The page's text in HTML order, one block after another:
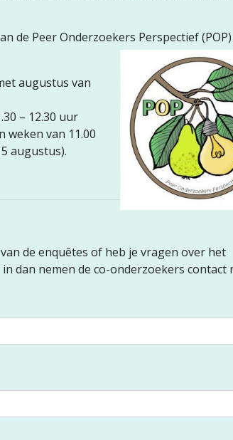
de Peer Onderzoekers Perspectief
augustus van
– 12.30 uur
weken van 11.00
augustus).
de enquêtes of heb je vragen over het
dan nemen de co-onderzoekers contact